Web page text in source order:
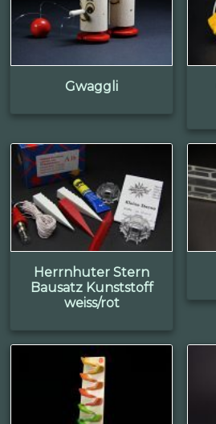
Gwaggli
Herrnhuter Stern
Bausatz Kunststoff
weiss/rot